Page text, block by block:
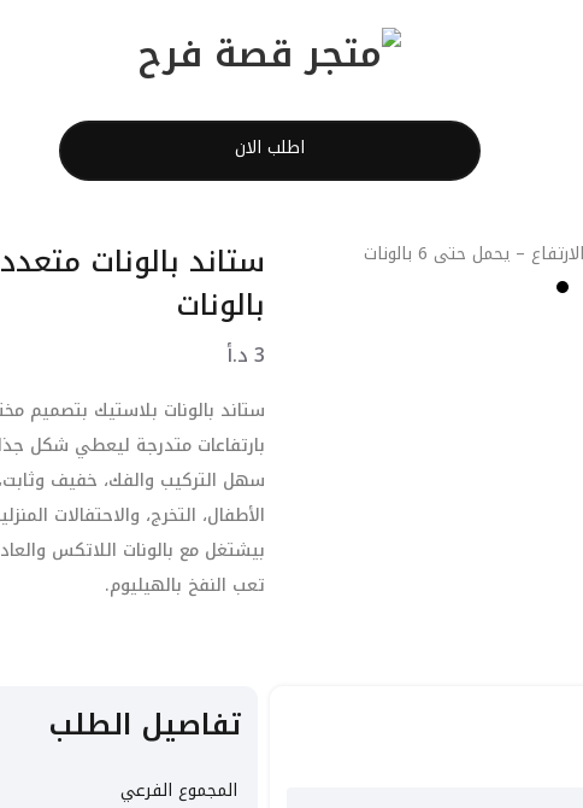
اطلب الان
بالونات
3د.أ
بارتفاعات متدرجة ليعطي شكل
سهل التركيب والفك، خفيف
الأطفال، التخرج، والاحتفالات
بيشتغل مع بالونات اللاتكس
تعب النفخ بالهيليوم.
تفاصيل الطلب
المجموع الفرعي